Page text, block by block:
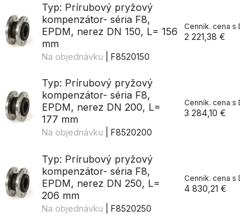
Typ: Prírubový pryžový
kompenzátor- séria F8,
EPDM, nerez DN 150, L= 156
mm
Na objednávku | F8520150
2 221,38 €
Typ: Prírubový pryžový
kompenzátor- séria F8,
EPDM, nerez DN 200, L=
177 mm
Na objednávku | F8520200
3 284,10 €
Typ: Prírubový pryžový
kompenzátor- séria F8,
EPDM, nerez DN 250, L=
206 mm
Na objednávku | F8520250
4 830,21 €